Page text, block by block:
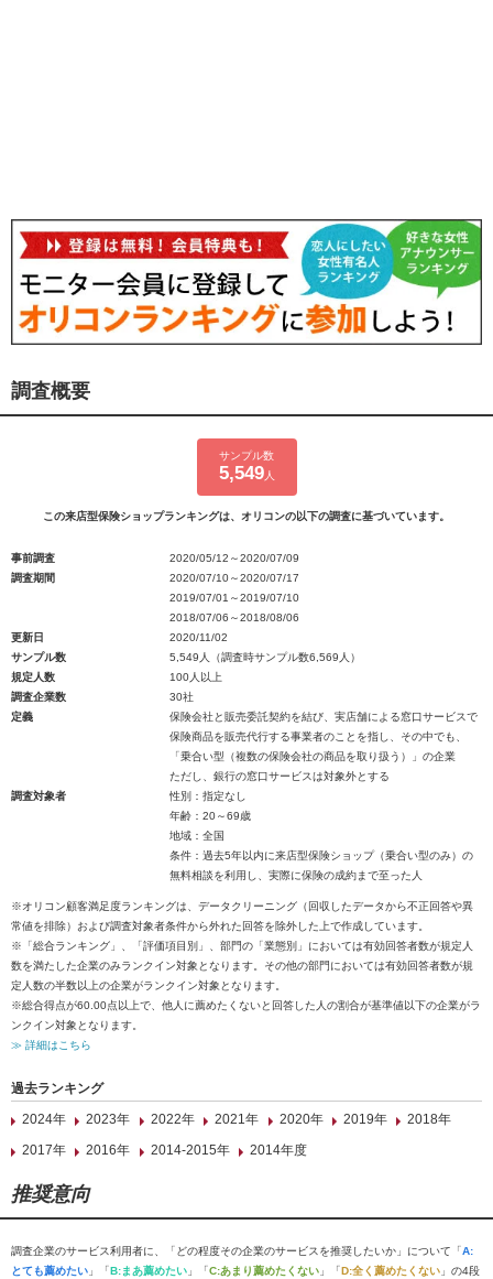
調査概要
サンプル数
5,549人
この来店型保険ショップランキングは、オリコンの以下の調査に基づいています。
事前調査
2020/05/12～2020/07/09
調査期間
2020/07/10～2020/07/17
2019/07/01～2019/07/10
2018/07/06～2018/08/06
更新日
2020/11/02
サンプル数
5,549人（調査時サンプル数6,569人）
規定人数
100人以上
調査企業数
30社
定義
保険会社と販売委託契約を結び、実店舗による窓口サービスで
保険商品を販売代行する事業者のことを指し、その中でも、
「乗合い型（複数の保険会社の商品を取り扱う）」の企業
ただし、銀行の窓口サービスは対象外とする
調査対象者
性別：指定なし
年齢：20～69歳
地域：全国
条件：過去5年以内に来店型保険ショップ（乗合い型のみ）の
無料相談を利用し、実際に保険の成約まで至った人
※オリコン顧客満足度ランキングは、データクリーニング（回収したデータから不正回答や異
常値を排除）および調査対象者条件から外れた回答を除外した上で作成しています。
※「総合ランキング」、「評価項目別」、部門の「業態別」においては有効回答者数が規定人
数を満たした企業のみランクイン対象となります。その他の部門においては有効回答者数が規
定人数の半数以上の企業がランクイン対象となります。
※総合得点が60.00点以上で、他人に薦めたくないと回答した人の割合が基準値以下の企業がラ
ンクイン対象となります。
≫ 詳細はこちら
過去ランキング
2024年
2023年 2022年 2021年 2020年 2019年
2018年
2017年
2016年 2014-2015年 2014年度
推奨意向
調査企業のサービス利用者に、「どの程度その企業のサービスを推奨したいか」について「A:
とても薦めたい 」「B:まあ薦めたい 」「C:あまり薦めたくない 」「D:全く薦めたくない 」の4段